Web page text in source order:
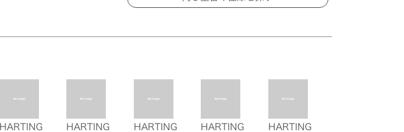
HARTING
HARTING
HARTING
HARTING
HARTING